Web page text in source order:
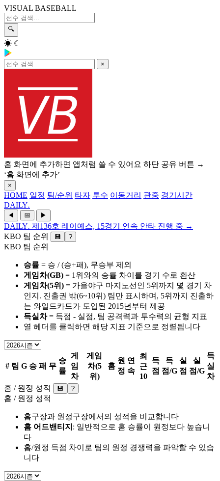
VISUAL BASEBALL
🔍
☀ ☾
×
홈 화면에 추가하면 앱처럼 쓸 수 있어요 하단 공유 버튼 →
‘홈 화면에 추가’
×
HOME 일정 팀/순위 타자 투수 이동거리 관중 경기시간
DAILY.
◀ 📅 ▶
DAILY. 제136호 레이예스, 15경기 연속 안타 진행 중 →
KBO 팀 순위
💾 ?
KBO 팀 순위
승률 = 승 / (승+패), 무승부 제외
게임차(GB) = 1위와의 승률 차이를 경기 수로 환산
게임차(5위) = 가을야구 마지노선인 5위까지 몇 경기 차
인지. 진출권 밖(6~10위) 팀만 표시하며, 5위까지 진출하
는 와일드카드가 도입된 2015년부터 제공
득실차= 득점 - 실점, 팀 공격력과 투수력의 균형 지표
열 헤더를 클릭하면 해당 지표 기준으로 정렬됩니다
# 팀 G 승 패 무
승
률
게
임
차
게임
차(5
위)
홈
원
정
연
속
최
근
10
득
점
득
점/G
실
점
실
점/G
득
실
차
홈 / 원정 성적
💾 ?
홈 / 원정 성적
홈구장과 원정구장에서의 성적을 비교합니다
홈 어드밴티지 : 일반적으로 홈 승률이 원정보다 높습니
다
홈/원정 득점 차이로 팀의 원정 경쟁력을 파악할 수 있습
니다